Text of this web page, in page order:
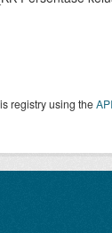
registry using theAPI